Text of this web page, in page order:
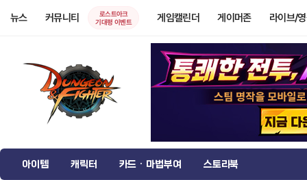
뉴스 커뮤니티
로스트아크
기대평 이벤트
게임캘린더 게이머존 라이브/
아이템 캐릭터 카드 · 마법부여 스토리북